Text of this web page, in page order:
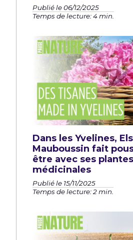
Publié le 06/12/2025
Temps de lecture: 4 min.
Dans les Yvelines,
Mauboussin fait
être avec ses plantes
médicinales
Publié le 15/11/2025
Temps de lecture: 2 min.